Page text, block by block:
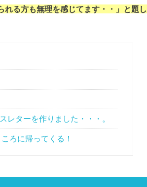
る方も無理を感じてます・・」と題し
レターを作りました・・・。
ろに帰ってくる！